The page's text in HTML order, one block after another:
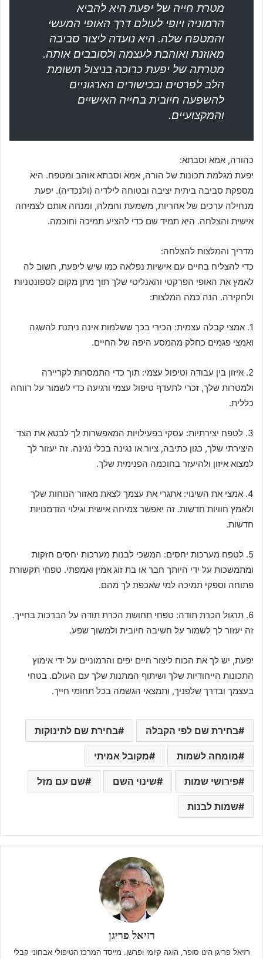
מטרת חייה של יפעת היא להביא
הרמוניה ויופי לעולם דרך האופי המעשי
והמטפח שלה. היא נועדה ליצור סביבה
מאוזנת ואוהבת לעצמה ולסובבים אותה.
מטרתה של יפעת כרוכה בניצול תשומת
הלב לפרטים ובכישורים הארגוניים
להשפעה חיובית בחייה האישיים
והמקצועיים.
כהורה, אמא וסבתא:
יפעת מגלמת תכונות של הורה, אמא וסבתא אוהב ומטפח. היא
מספקת סביבה ביתית יציבה ובטוחה לילדיה (ולנכדיה). יפעת
מנחילה ערכים של אחריות, משמעת וחמלה, ומנחה אותם לצמיחה
אישית והצלחה. היא תמיד שם כדי להציע תמיכה וחוכמה.
מדריך והמלצות להצלחה:
כדי להצליח בחיים עם אישיות נפלאה כמו שיש ליפעת, חשוב לה
לאמץ את האופי הפרקטי והאנליטי שלך תוך מתן מקום לספונטניות
ולחקירה. הנה כמה המלצות:
1. אמצי קבלה עצמית: הכירי בכך ששלמות אינה ניתנת להשגה
ואמצי פגמים כחלק מהמסע היפה של החיים.
2. איזון בין עבודה וטיפול עצמי: תוך כדי התמסרות לקריירה
ולמטרות שלך, זכרי לתעדף טיפול עצמי ורגיעה כדי לשמור על רווחה
כללית.
3. לטפח יצירתיות: עסקי בפעילויות המאפשרות לך לבטא את הצד
היצירתי שלך, כגון כתיבה, ציור או נגינה בכלי נגינה. זה יעזור לך
למצוא איזון ולהיעזר בחוכמה הפנימית שלך.
4. אמצי את השינוי: אתגרי את עצמך לצאת מאזור הנוחות שלך
ולאמץ חוויות חדשות. זה יאפשר צמיחה אישית וגילוי הזדמנויות
חדשות.
5. לטפח מערכות יחסים: המשכי לבנות מערכות יחסים חזקות
ומתמשכות על ידי היותך חבר או בת זוג אמין ואמפתי. טפחי תקשורת
פתוחה וספקי תמיכה למי שאכפת לך מהם.
6. תרגול הכרת תודה: טפחי תחושת הכרת תודה על הברכות בחייך.
זה יעזור לך לשמור על חשיבה חיובית ולמשוך שפע.
יפעת, יש לך את הכוח ליצור חיים יפים והרמוניים על ידי אימוץ
התכונות הייחודיות שלך ושיתוף המתנות שלך עם העולם. בטחי
בעצמך ובדרך שלפניך, ותמצאי הגשמה בכל תחומי חייך.
בחירת שם לפי הקבלה בחירת שם לתינוקות
מומחה לשמות מקובל אמיתי
פירושי שמות שינוי השם שם עם מזל
שמות לבנות
רזיאל פריגן
רזיאל פריגן הינו סופר, הוגה קיומי ופרשן. מייסד המרכז הטיפולי אבחוני קבלי